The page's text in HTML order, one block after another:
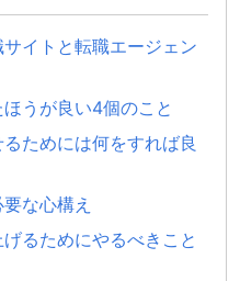
イトと転職エージェン
うが良い4個のこと
ためには何をすれば良
な心構え
るためにやるべきこと